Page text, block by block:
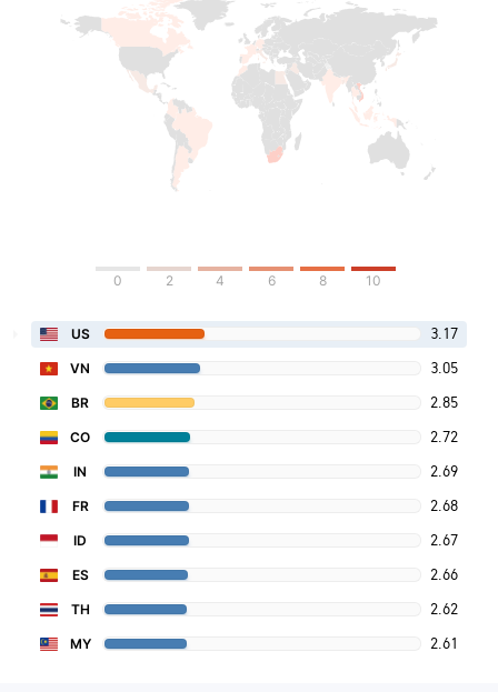
0 2 4 6 8 10
US 3.17
VN 3.05
BR 2.85
CO 2.72
IN 2.69
FR 2.68
ID 2.67
ES 2.66
TH 2.62
MY 2.61